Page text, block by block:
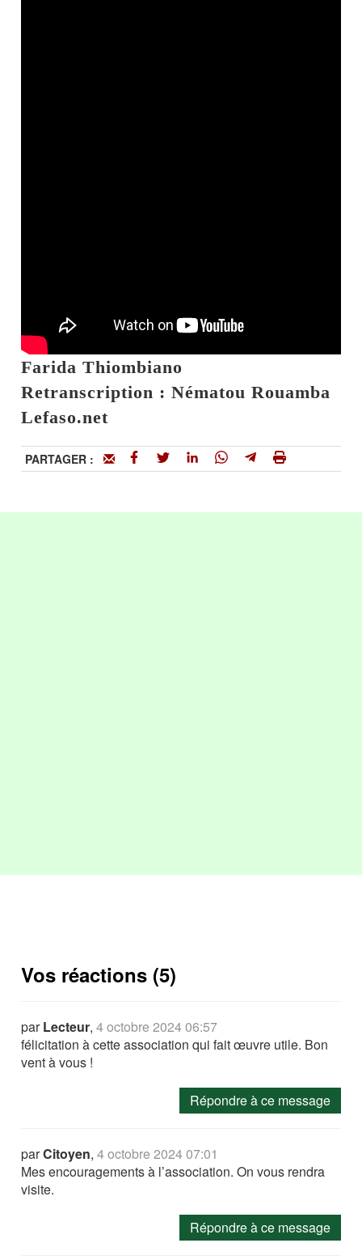
Farida Thiombiano
Retranscription : Nématou Rouamba
Lefaso.net
PARTAGER :
Vos réactions (5)
parLecteur,4 octobre 2024 06:57
félicitation à cette association qui fait œuvre utile. Bon
vent à vous !
Répondre à ce message
parCitoyen,4 octobre 2024 07:01
Mes encouragements à l’association. On vous rendra
visite.
Répondre à ce message